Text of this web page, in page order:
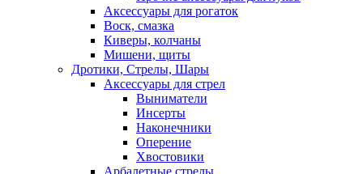
Аксессуары для рогаток
Воск, смазка
Киверы, колчаны
Мишени, щиты
Дротики, Стрелы, Шары
Аксессуары для стрел
Выниматели
Инсерты
Наконечники
Оперение
Хвостовики
Арбалетные стрелы